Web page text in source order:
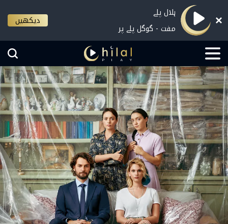
ہلال پلے
مفت - گوگل پلے پر
دیکھیں